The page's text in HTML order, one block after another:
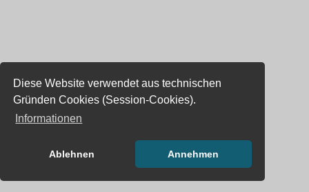
Diese Website verwendet aus technischen
Gründen Cookies (Session-Cookies).
Informationen
Ablehnen Annehmen